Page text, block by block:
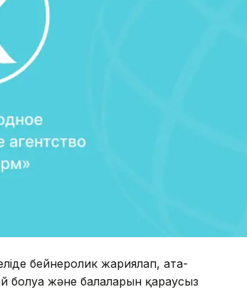
бейнеролик жариялап, ата-
және балаларын қараусыз